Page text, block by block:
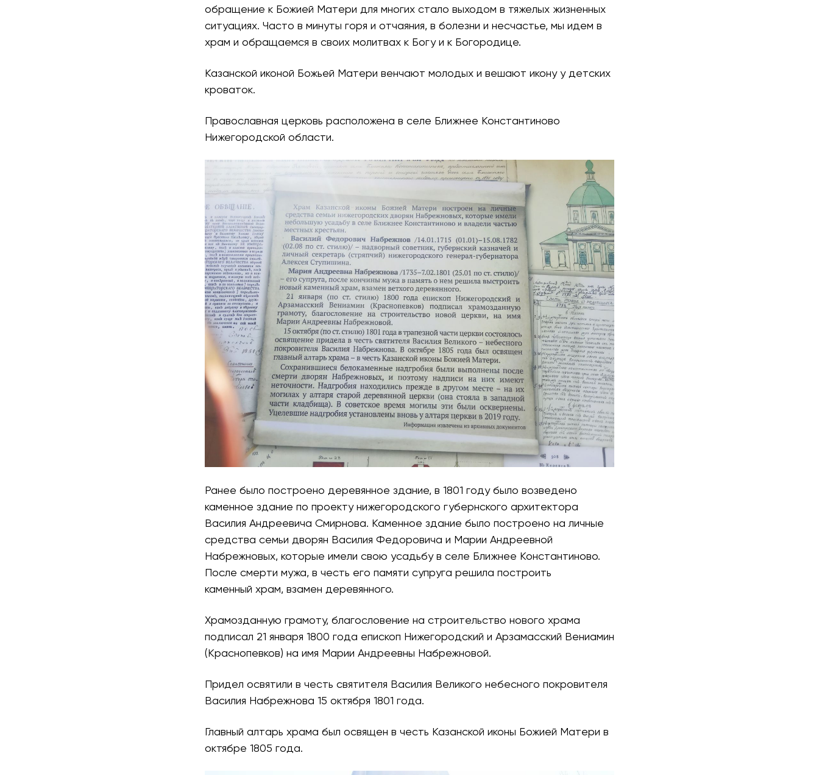
обращение к Божией Матери для многих стало выходом в тяжелых жизненных
ситуациях. Часто в минуты горя и отчаяния, в болезни и несчастье, мы идем в
храм и обращаемся в своих молитвах к Богу и к Богородице.
Казанской иконой Божьей Матери венчают молодых и вешают икону у детских
кроваток.
Православная церковь расположена в селе Ближнее Константиново
Нижегородской области.
Ранее было построено деревянное здание, в 1801 году было возведено
каменное здание по проекту нижегородского губернского архитектора
Василия Андреевича Смирнова. Каменное здание было построено на личные
средства семьи дворян Василия Федоровича и Марии Андреевной
Набрежновых, которые имели свою усадьбу в селе Ближнее Константиново.
После смерти мужа, в честь его памяти супруга решила построить
каменный храм, взамен деревянного.
Храмозданную грамоту, благословение на строительство нового храма
подписал 21 января 1800 года епископ Нижегородский и Арзамасский Вениамин
(Краснопевков) на имя Марии Андреевны Набрежновой.
Придел освятили в честь святителя Василия Великого небесного покровителя
Василия Набрежнова 15 октября 1801 года.
Главный алтарь храма был освящен в честь Казанской иконы Божией Матери в
октябре 1805 года.